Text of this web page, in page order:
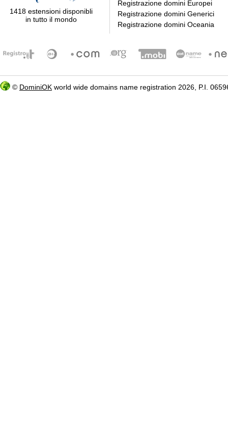
1418 estensioni disponibli
in tutto il mondo
Registrazione domini Europei
Registrazione domini Generici
Registrazione domini Oceania
© DominiOK world wide domains name registration 2026, P.I.